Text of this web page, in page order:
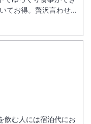
てお得。贅沢言わせて
日本酒のラインナップ
れるサービスも良かっ
特によかったです。
飲む人には宿泊代にお